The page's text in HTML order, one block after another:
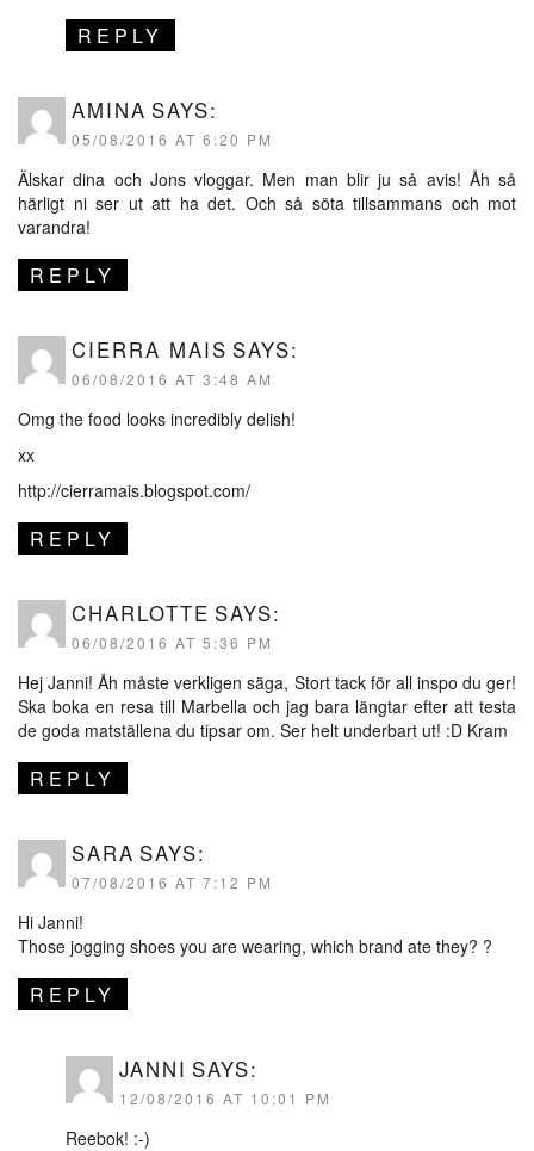
REPLY
AMINA SAYS:
05/08/2016 AT 6:20 PM
Älskar dina och Jons vloggar. Men man blir ju så avis! Åh så
härligt ni ser ut att ha det. Och så söta tillsammans och mot
varandra!
REPLY
CIERRA MAIS SAYS:
06/08/2016 AT 3:48 AM
Omg the food looks incredibly delish!
xx
http://cierramais.blogspot.com/
REPLY
CHARLOTTE SAYS:
06/08/2016 AT 5:36 PM
Hej Janni! Åh måste verkligen säga, Stort tack för all inspo du ger!
Ska boka en resa till Marbella och jag bara längtar efter att testa
de goda matställena du tipsar om. Ser helt underbart ut! :D Kram
REPLY
SARA SAYS:
07/08/2016 AT 7:12 PM
Hi Janni!
Those jogging shoes you are wearing, which brand ate they? ?
REPLY
JANNI SAYS:
12/08/2016 AT 10:01 PM
Reebok! :-)